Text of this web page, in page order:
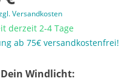
Versandkosten
derzeit 2-4 Tage
ab 75€ versandkostenfrei!
Windlicht: